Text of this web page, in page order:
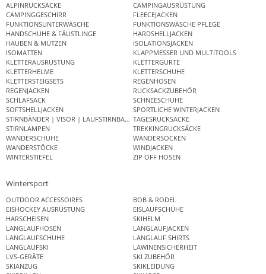
ALPINRUCKSÄCKE
CAMPINGAUSRÜSTUNG
CAMPINGGESCHIRR
FLEECEJACKEN
FUNKTIONSUNTERWÄSCHE
FUNKTIONSWÄSCHE PFLEGE
HANDSCHUHE & FÄUSTLINGE
HARDSHELLJACKEN
HAUBEN & MÜTZEN
ISOLATIONSJACKEN
ISOMATTEN
KLAPPMESSER UND MULTITOOLS
KLETTERAUSRÜSTUNG
KLETTERGURTE
KLETTERHELME
KLETTERSCHUHE
KLETTERSTEIGSETS
REGENHOSEN
REGENJACKEN
RUCKSACKZUBEHÖR
SCHLAFSACK
SCHNEESCHUHE
SOFTSHELLJACKEN
SPORTLICHE WINTERJACKEN
STIRNBÄNDER | VISOR | LAUFSTIRNBANDTAGESRUCKSÄCKE
STIRNLAMPEN
TREKKINGRUCKSÄCKE
WANDERSCHUHE
WANDERSOCKEN
WANDERSTÖCKE
WINDJACKEN
WINTERSTIEFEL
ZIP OFF HOSEN
Wintersport
OUTDOOR ACCESSOIRES
BOB & RODEL
EISHOCKEY AUSRÜSTUNG
EISLAUFSCHUHE
HARSCHEISEN
SKIHELM
LANGLAUFHOSEN
LANGLAUFJACKEN
LANGLAUFSCHUHE
LANGLAUF SHIRTS
LANGLAUFSKI
LAWINENSICHERHEIT
LVS-GERÄTE
SKI ZUBEHÖR
SKIANZUG
SKIKLEIDUNG